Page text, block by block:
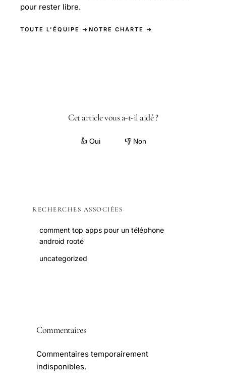
pour rester libre.
TOUTE L'ÉQUIPE → NOTRE CHARTE →
Cet article vous a-t-il aidé ?
👍 Oui 👎 Non
RECHERCHES ASSOCIÉES
comment top apps pour un téléphone
android rooté
uncategorized
Commentaires
Commentaires temporairement
indisponibles.